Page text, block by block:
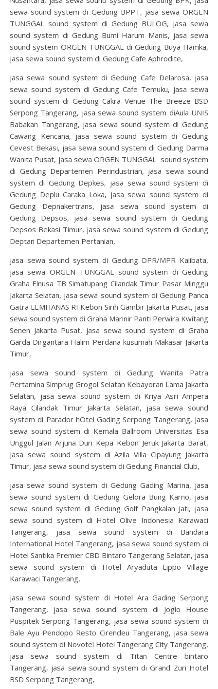
sewa sound system di Gedung BPPT, jasa sewa ORGEN
TUNGGAL sound system di Gedung BULOG, jasa sewa
sound system di Gedung Bumi Harum Manis, jasa sewa
sound system ORGEN TUNGGAL di Gedung Buya Hamka,
jasa sewa sound system di Gedung Cafe Aphrodite,
jasa sewa sound system di Gedung Cafe Delarosa, jasa
sewa sound system di Gedung Cafe Temuku, jasa sewa
sound system di Gedung Cakra Venue The Breeze BSD
Serpong Tangerang, jasa sewa sound system diAula UNIS
Babakan Tangerang, jasa sewa sound system di Gedung
Cawang Kencana, jasa sewa sound system di Gedung
Cevest Bekasi, jasa sewa sound system di Gedung Darma
Wanita Pusat, jasa sewa ORGEN TUNGGAL sound system
di Gedung Departemen Perindustrian, jasa sewa sound
system di Gedung Depkes, jasa sewa sound system di
Gedung Deplu Caraka Loka, jasa sewa sound system di
Gedung Depnakertrans, jasa sewa sound system di
Gedung Depsos, jasa sewa sound system di Gedung
Depsos Bekasi Timur, jasa sewa sound system di Gedung
Deptan Departemen Pertanian,
jasa sewa sound system di Gedung DPR/MPR Kalibata,
jasa sewa ORGEN TUNGGAL sound system di Gedung
Graha Elnusa TB Simatupang Cilandak Timur Pasar Minggu
Jakarta Selatan, jasa sewa sound system di Gedung Panca
Gatra LEMHANAS RI Kebon Sirih Gambir Jakarta Pusat, jasa
sewa sound system di Graha Marinir Panti Perwira Kwitang
Senen Jakarta Pusat, jasa sewa sound system di Graha
Garda Dirgantara Halim Perdana kusumah Makasar Jakarta
Timur,
jasa sewa sound system di Gedung Wanita Patra
Pertamina Simprug Grogol Selatan Kebayoran Lama Jakarta
Selatan, jasa sewa sound system di Kriya Asri Ampera
Raya Cilandak Timur Jakarta Selatan, jasa sewa sound
system di Parador hOtel Gading Serpong Tangerang, jasa
sewa sound system di Kemala Ballroom Universitas Esa
Unggul Jalan Arjuna Duri Kepa Kebon Jeruk Jakarta Barat,
jasa sewa sound system di Azila Villa Cipayung Jakarta
Timur, jasa sewa sound system di Gedung Financial Club,
jasa sewa sound system di Gedung Gading Marina, jasa
sewa sound system di Gedung Gelora Bung Karno, jasa
sewa sound system di Gedung Golf Pangkalan Jati, jasa
sewa sound system di Hotel Olive Indonesia Karawaci
Tangerang, jasa sewa sound system di Bandara
International Hotel Tangerang, jasa sewa sound system di
Hotel Santika Premier CBD Bintaro Tangerang Selatan, jasa
sewa sound system di Hotel Aryaduta Lippo Village
Karawaci Tangerang,
jasa sewa sound system di Hotel Ara Gading Serpong
Tangerang, jasa sewa sound system di Joglo House
Puspitek Serpong Tangerang, jasa sewa sound system di
Bale Ayu Pendopo Resto Cirendeu Tangerang, jasa sewa
sound system di Novotel Hotel Tangerang City Tangerang,
jasa sewa sound system di Titan Centre bintaro
Tangerang, jasa sewa sound system di Grand Zuri Hotel
BSD Serpong Tangerang,